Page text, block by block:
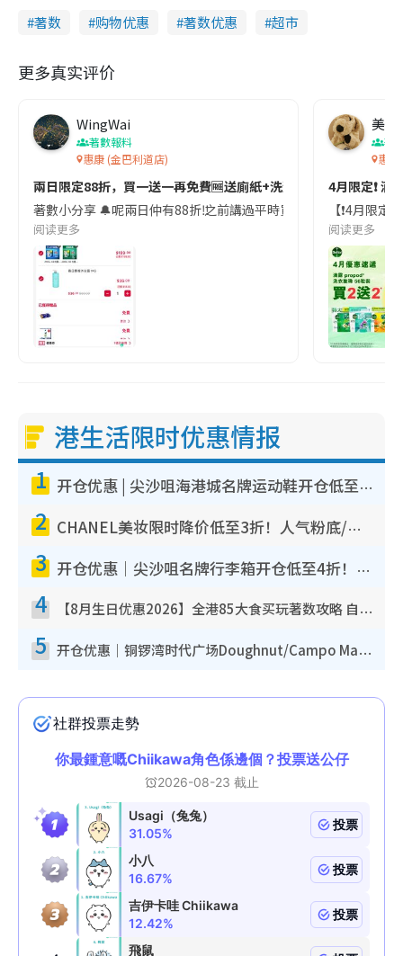
著数 购物优惠 著数优惠 超市
更多真实评价
WingWai
著數報料
惠康 (金巴利道店)
兩日限定88折，買一送一再免費🆓送廁紙+洗潔精
著數小分享 🔔呢兩日仲有88折‼️ 之前講過平時買好平嘅嘢都好
阅读更多
美食
著
惠康
4月限定❗
【❗4月限
阅读更多
港生活限时优惠情报
1 开仓优惠 | 尖沙咀海港城名牌运动鞋开仓低至1折！On鞋$899起/Joy&Peace鞋履$98起
2 CHANEL美妆限时降价低至3折！人气粉底/唇膏/精华液低至$275！COCO香水都有平
3 开仓优惠｜尖沙咀名牌行李箱开仓低至4折！一连5日 American Tourister/ace./Hallmark $200起
4 【8月生日优惠2026】全港85大食买玩著数攻略 自助餐/火锅放题同行免费＋诚品/DONKI送现金券
5 开仓优惠｜铜锣湾时代广场Doughnut/Campo Marzio开仓低至1折！背囊、书包、手袋劈价$200起